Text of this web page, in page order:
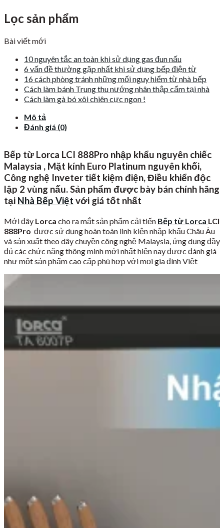
Lọc sản phẩm
Bài viết mới
10 nguyên tắc an toàn khi sử dụng gas đun nấu
6 vấn đề thường gặp nhất khi sử dụng bếp điện từ
16 cách phòng tránh những mối nguy hiểm từ nhà bếp
Cách làm bánh Trung thu nướng nhân thập cẩm tại nhà
Cách làm gà bó xôi chiên cực ngon !
Mô tả
Đánh giá (0)
Bếp từ Lorca LCI 888Pro nhập khẩu nguyên chiếc
Malaysia , Mặt kính Euro Platinum nguyên khối,
Công nghệ Inveter tiết kiệm điện, Điều khiển độc
lập 2 vùng nấu. Sản phẩm được bày bán chính hãng
tại Nhà Bếp Việt với giá tốt nhất
Mới đây Lorca cho ra mắt sản phẩm cải tiến Bếp từ Lorca LCI
888Pro được sử dụng hoàn toàn linh kiện nhập khẩu Châu Âu
và sản xuất theo dây chuyền công nghệ Malaysia, ứng dụng đầy
đủ các chức năng thông minh mới nhất hiện nay được đánh giá
như một sản phẩm cao cấp phù hợp với mọi gia đình Việt